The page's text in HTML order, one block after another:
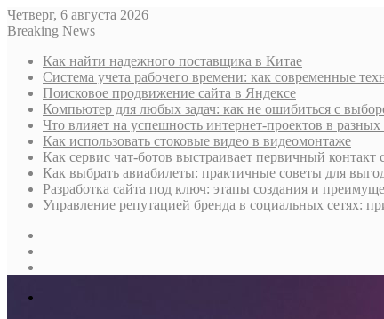
Четверг, 6 августа 2026
Breaking News
Как найти надежного поставщика в Китае
Система учета рабочего времени: как современные
Поисковое продвижение сайта в Яндексе
Компьютер для любых задач: как не ошибиться с
Что влияет на успешность интернет-проектов в
Как использовать стоковые видео в видеомонтаже
Как сервис чат-ботов выстраивает первичный контакт
Как выбрать авиабилеты: практичные советы для
Разработка сайта под ключ: этапы создания и
Управление репутацией бренда в социальных сетях: